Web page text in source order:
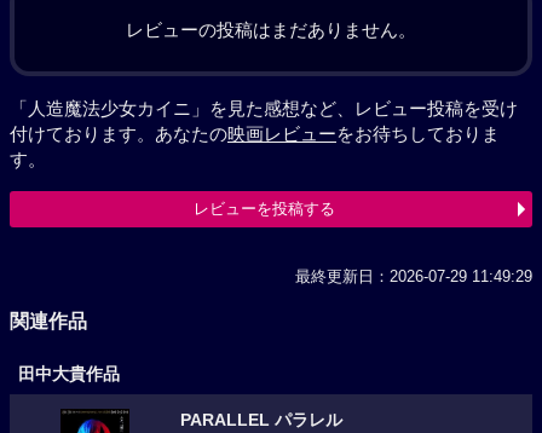
レビューの投稿はまだありません。
「人造魔法少女カイニ」を見た感想など、レビュー投稿を受け
付けております。あなたの映画レビューをお待ちしておりま
す。
レビューを投稿する
最終更新日：2026-07-29 11:49:29
関連作品
田中大貴作品
PARALLEL パラレル